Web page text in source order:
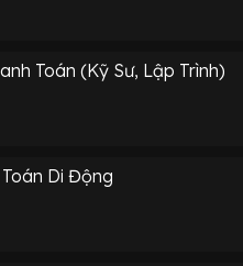
Toán (Kỹ Sư, Lập Trình)
Di Động